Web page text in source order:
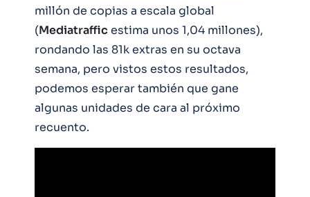
millón de copias a escala global
(Mediatraffic estima unos 1,04 millones),
rondando las 81k extras en su octava
semana, pero vistos estos resultados,
podemos esperar también que gane
algunas unidades de cara al próximo
recuento.